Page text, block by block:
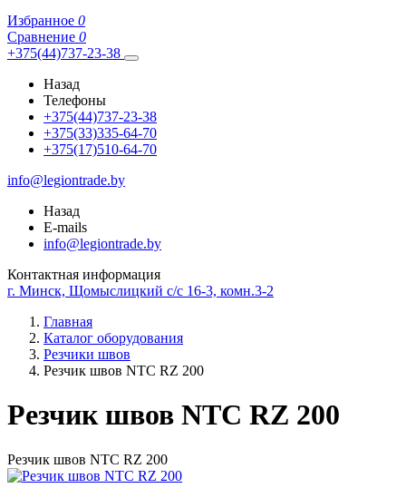
Избранное 0
Сравнение 0
+375(44)737-23-38
Назад
Телефоны
+375(44)737-23-38
+375(33)335-64-70
+375(17)510-64-70
info@legiontrade.by
Назад
E-mails
info@legiontrade.by
Контактная информация
г. Минск, Щомыслицкий с/с 16-3, комн.3-2
Главная
Каталог оборудования
Резчики швов
Резчик швов NTC RZ 200
Резчик швов NTC RZ 200
Резчик швов NTC RZ 200